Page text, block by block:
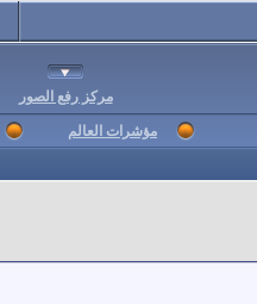
مركز رفع الصور
مؤشرات العالم